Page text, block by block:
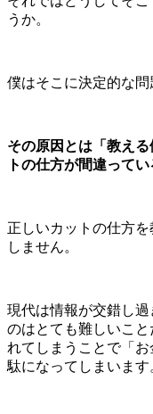
うか。
僕はそこに決定的な問
その原因とは「教え
トの仕方が間違って
正しいカットの仕方
しません。
現代は情報が交錯し
のはとても難しいこ
れてしまうことで「
駄になってしまいます